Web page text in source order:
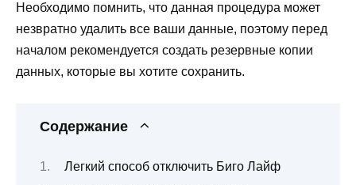
Необходимо помнить, что данная процедура может
незвратно удалить все ваши данные, поэтому перед
началом рекомендуется создать резервные копии
данных, которые вы хотите сохранить.
Содержание
Легкий способ отключить Биго Лайф